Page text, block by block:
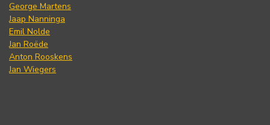
George Martens
Jaap Nanninga
Emil Nolde
Jan Roëde
Anton Rooskens
Jan Wiegers